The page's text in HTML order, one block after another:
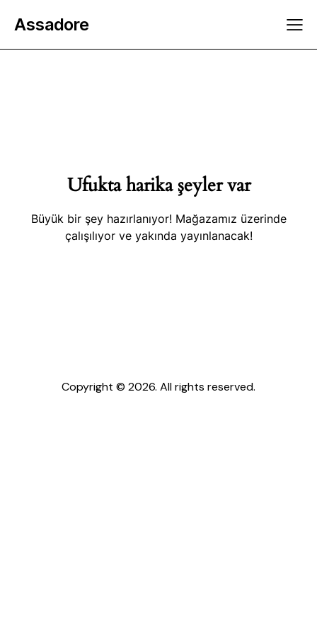
Assadore
Ufukta harika şeyler var
Büyük bir şey hazırlanıyor! Mağazamız üzerinde
çalışılıyor ve yakında yayınlanacak!
Copyright © 2026. All rights reserved.